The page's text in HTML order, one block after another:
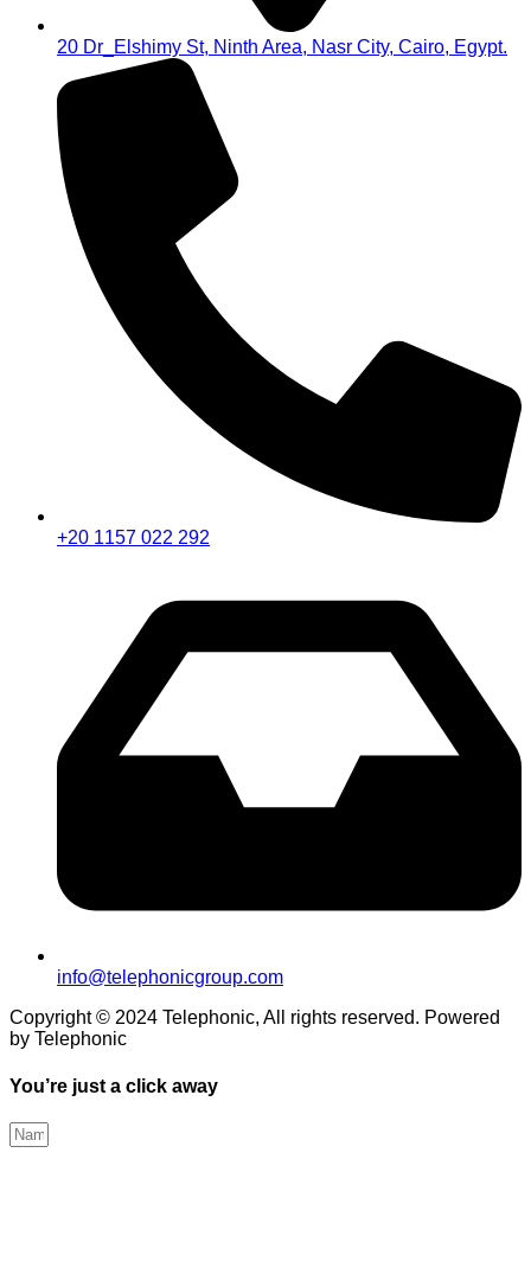
20 Dr_Elshimy St, Ninth Area, Nasr City, Cairo, Egypt.
+20 1157 022 292
info@telephonicgroup.com
Copyright © 2024 Telephonic, All rights reserved. Powered
by Telephonic
You’re just a click away